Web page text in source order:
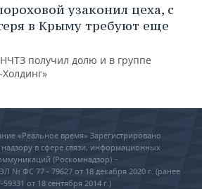
узаконил цеха, с
в Крыму требуют еще
получил долю и в группе
«Реальное время» Зарегистрировано
в сфере связи, информационных
(Роскомнадзор) –
№ ФС 77 - 79627 от 18 декабря 2020 г. (ранее
от 18 сентября 2014 г.)